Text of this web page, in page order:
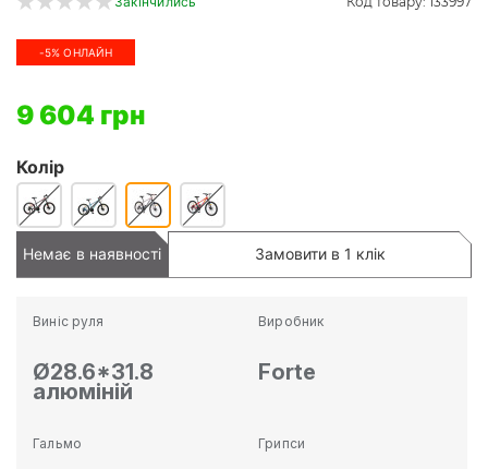
-5% ОНЛАЙН
9 604 грн
Колір
Немає в наявності Замовити в 1 клік
Виніс руля
Ø28.6*31.8
алюміній
Виробник
Forte
Гальмо Грипси